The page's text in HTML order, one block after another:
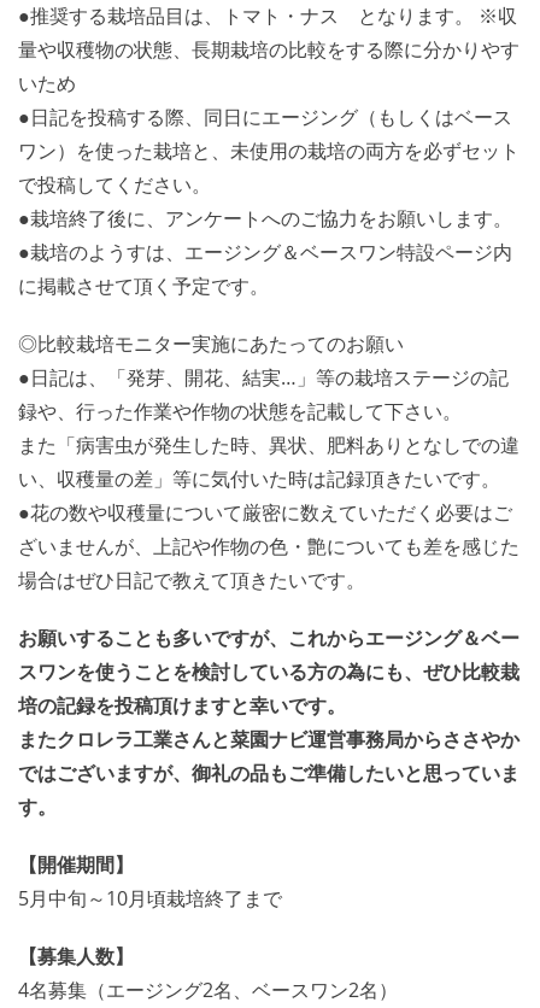
●推奨する栽培品目は、トマト・ナス となります。 ※収
量や収穫物の状態、長期栽培の比較をする際に分かりやす
いため
●日記を投稿する際、同日にエージング（もしくはベース
ワン）を使った栽培と、未使用の栽培の両方を必ずセット
で投稿してください。
●栽培終了後に、アンケートへのご協力をお願いします。
●栽培のようすは、エージング＆ベースワン特設ページ内
に掲載させて頂く予定です。
◎比較栽培モニター実施にあたってのお願い
●日記は、「発芽、開花、結実…」等の栽培ステージの記
録や、行った作業や作物の状態を記載して下さい。
また「病害虫が発生した時、異状、肥料ありとなしでの違
い、収穫量の差」等に気付いた時は記録頂きたいです。
●花の数や収穫量について厳密に数えていただく必要はご
ざいませんが、上記や作物の色・艶についても差を感じた
場合はぜひ日記で教えて頂きたいです。
お願いすることも多いですが、これからエージング＆ベー
スワンを使うことを検討している方の為にも、ぜひ比較栽
培の記録を投稿頂けますと幸いです。
またクロレラ工業さんと菜園ナビ運営事務局からささやか
ではございますが、御礼の品もご準備したいと思っていま
す。
【開催期間】
5月中旬～10月頃栽培終了まで
【募集人数】
4名募集（エージング2名、ベースワン2名）